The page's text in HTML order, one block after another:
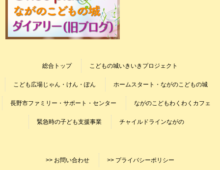
総合トップ こどもの城いきいきプロジェクト
こども広場じゃん・けん・ぽん ホームスタート・ながのこどもの城
長野市ファミリー・サポート・センター ながのこどもわくわくカフェ
緊急時の子ども支援事業 チャイルドラインながの
>> お問い合わせ >> プライバシーポリシー